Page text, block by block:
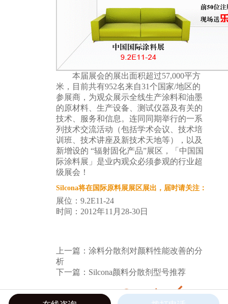
本届展会的展出面积超过57,000平方
米，目前共有952名来自31个国家/地区的
参展商，为观众展示全线生产涂料和油墨
的原材料、生产设备、测试仪器及有关的
技术、服务和信息。连同同期举行的一系
列技术交流活动（包括学术会议、技术培
训班、技术讲座及新技术天地等），以及
新增设的 “辐射固化产品”展区，「中国国
际涂料展」是业内观众必须参观的行业超
级展会！
Silcona将在国际原料展展区展出，届时请关注：
展位：9.2E11-24
时间：2012年11月28-30日
上一篇： 涂料分散剂对颜料性能改善的分
析
下一篇： Silcona颜料分散剂型号推荐